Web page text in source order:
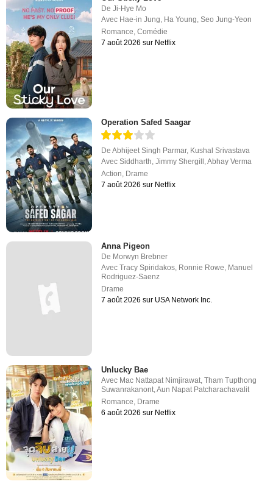
DeJi-Hye Mo
Avec Hae-in Jung, Ha Young,Seo Jung-Yeon
Romance,Comédie
7 août 2026 sur Netflix
Operation Safed Saagar
DeAbhijeet Singh Parmar, Kushal Srivastava
AvecSiddharth ,Jimmy Shergill ,Abhay Verma
Action Drame
7 août 2026 sur Netflix
Anna Pigeon
De Morwyn Brebner
AvecTracy Spiridakos, Ronnie Rowe, Manuel
Rodriguez-Saenz
Drame
7 août 2026 sur USA Network Inc.
Unlucky Bae
Avec Mac Nattapat Nimjirawat,Tham Tupthong
Suwanrakanont,Aun Napat Patcharachavalit
Romance, Drame
6 août 2026 sur Netflix